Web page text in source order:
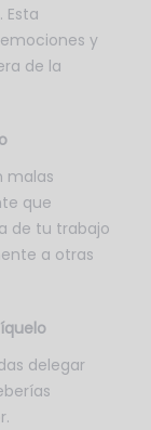
y
de la
malas
que
de tu trabajo
a otras
delegar